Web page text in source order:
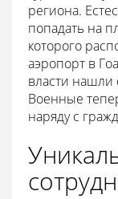
региона.
попадать на
которого
аэропорт в
власти нашли
Военные
наряду с